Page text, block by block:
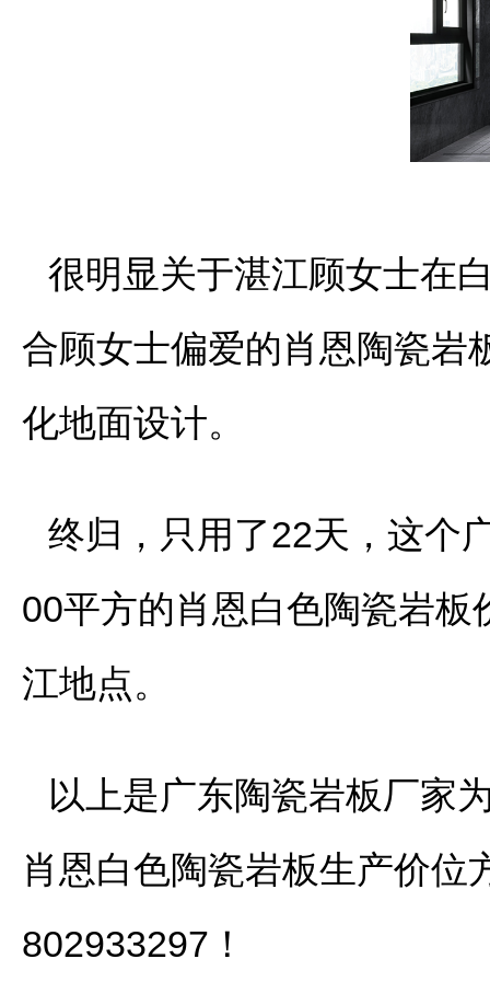
很明显关于湛江顾女士在
合顾女士偏爱的肖恩陶瓷岩
化地面设计。
终归，只用了22天，这个
00平方的肖恩白色陶瓷岩
江地点。
以上是广东陶瓷岩板厂家
肖恩白色陶瓷岩板生产价位
802933297！